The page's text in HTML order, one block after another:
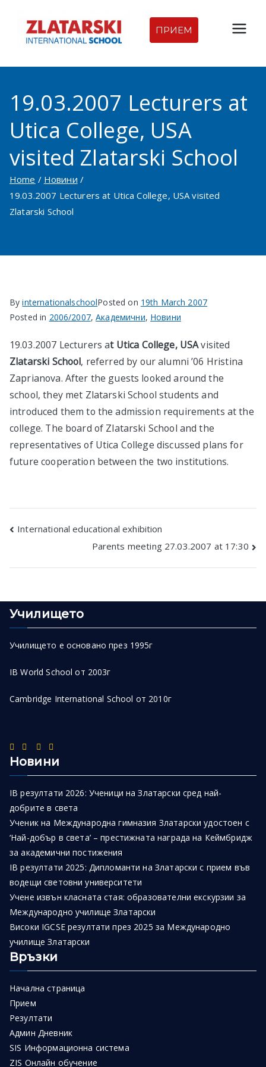
content
Междуна
родна
гимназия
Златарск
и |
Междуна
училище
в София
ПРИЕМ
19.03.2007 Lecturers at
Utica College, USA
visited Zlatarski School
Home
Новини
19.03.2007 Lecturers at Utica College, USA visited
Zlatarski School
ByinternationalschoolPosted on 19th March 2007
Posted in 2006/2007,Академични, Новини
19.03.2007 Lecturers at Utica College, USAvisited
Zlatarski School, referred by our alumni ’06 Hristina
Zaprianova. After the guests looked around the
school, they met Zlatarski School students and
introduced them to the admission requirements at the
college. The board of Zlatarski School and the
representatives of Utica College discussed plans for
future cooperation between the two institutions.
Post
navigation
International educational exhibition
Parents meeting 27.03.2007 at 17:30
Училището
Училището е основано през 1995г
IB World School от 2003г
Cambridge International School от 2010г
Новини
IB резултати 2026: Ученици на Златарски сред най-
добрите в света
Ученик на Международна гимназия Златарски удостоен с
‘Най-добър в света’ – престижната награда на Кеймбридж
за академични постижения
IB резултати 2025: Дипломанти на Златарски с прием във
водещи световни университети
Учене извън класната стая: образователни екскурзии за
Международно училище Златарски
Високи IGCSE резултати през 2025 за Международно
училище Златарски
Връзки
Начална страница
Прием
Резултати
Админ Дневник
SIS Информационна система
ZIS Онлайн обучение